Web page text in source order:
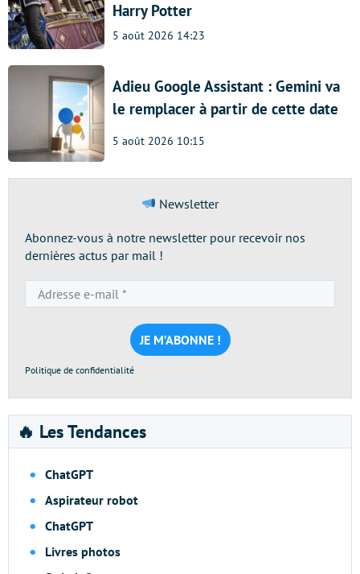
Harry Potter
5 août 2026 14:23
Adieu Google Assistant : Gemini va
le remplacer à partir de cette date
5 août 2026 10:15
Newsletter
Abonnez-vous à notre newsletter pour recevoir nos
dernières actus par mail !
e-
mail
*
Politique de confidentialité
🔥 Les Tendances
ChatGPT
Aspirateur robot
ChatGPT
Livres photos